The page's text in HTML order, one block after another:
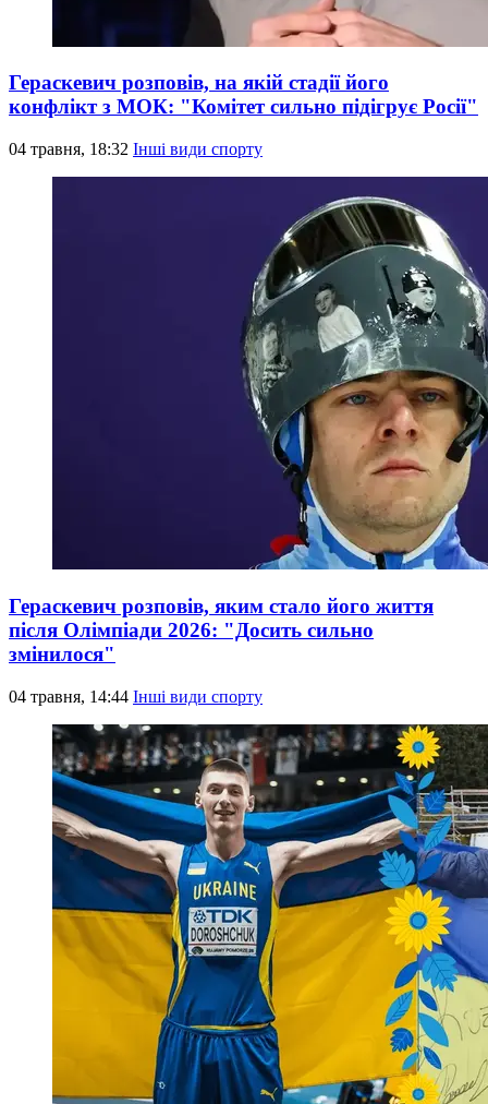
Гераскевич розповів, на якій стадії його
конфлікт з МОК: "Комітет сильно підігрує Росії"
04 травня, 18:32 Інші види спорту
Гераскевич розповів, яким стало його життя
після Олімпіади 2026: "Досить сильно
змінилося"
04 травня, 14:44 Інші види спорту